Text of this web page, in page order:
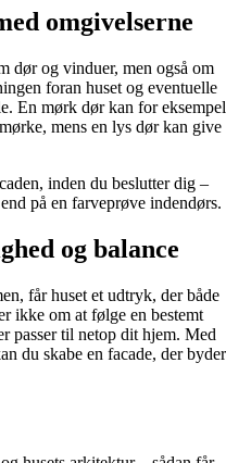
omgivelserne
dør og vinduer, men også om
foran huset og eventuelle
En mørk dør kan for eksempel
mens en lys dør kan give
inden du beslutter dig –
på en farveprøve indendørs.
og balance
får huset et udtryk, der både
ikke om at følge en bestemt
passer til netop dit hjem. Med
du skabe en facade, der byder